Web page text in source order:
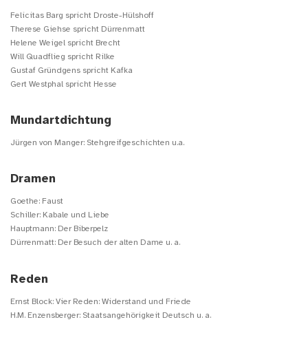
Felicitas Barg spricht Droste-Hülshoff
Therese Giehse spricht Dürrenmatt
Helene Weigel spricht Brecht
Will Quadflieg spricht Rilke
Gustaf Gründgens spricht Kafka
Gert Westphal spricht Hesse
Mundartdichtung
Jürgen von Manger: Stehgreifgeschichten u.a.
Dramen
Goethe: Faust
Schiller: Kabale und Liebe
Hauptmann: Der Biberpelz
Dürrenmatt: Der Besuch der alten Dame u. a.
Reden
Ernst Block: Vier Reden: Widerstand und Friede
H.M. Enzensberger: Staatsangehörigkeit Deutsch u. a.